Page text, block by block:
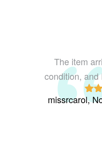
The item arrived
condition, and I
Rated5
missrcarol,